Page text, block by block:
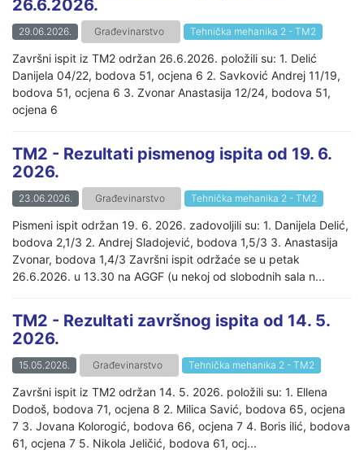
26.6.2026.
29.06.2026. Građevinarstvo Tehnička mehanika 2 - TM2
Završni ispit iz TM2 održan 26.6.2026. položili su: 1. Delić
Danijela 04/22, bodova 51, ocjena 6 2. Savković Andrej 11/19,
bodova 51, ocjena 6 3. Zvonar Anastasija 12/24, bodova 51,
ocjena 6
TM2 - Rezultati pismenog ispita od 19. 6.
2026.
23.06.2026. Građevinarstvo Tehnička mehanika 2 - TM2
Pismeni ispit održan 19. 6. 2026. zadovoljili su: 1. Danijela Delić,
bodova 2,1/3 2. Andrej Sladojević, bodova 1,5/3 3. Anastasija
Zvonar, bodova 1,4/3 Završni ispit održaće se u petak
26.6.2026. u 13.30 na AGGF (u nekoj od slobodnih sala n...
TM2 - Rezultati završnog ispita od 14. 5.
2026.
15.05.2026. Građevinarstvo Tehnička mehanika 2 - TM2
Završni ispit iz TM2 održan 14. 5. 2026. položili su: 1. Ellena
Dodoš, bodova 71, ocjena 8 2. Milica Savić, bodova 65, ocjena
7 3. Jovana Kolorogić, bodova 66, ocjena 7 4. Boris ilić, bodova
61, ocjena 7 5. Nikola Jeličić, bodova 61, ocj...